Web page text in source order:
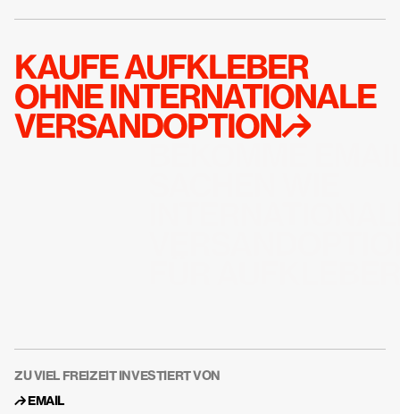
KAUFE AUFKLEBER
OHNE INTERNATIONALE
VERSANDOPTION↱
ZU VIEL FREIZEIT INVESTIERT VON
↱ EMAIL